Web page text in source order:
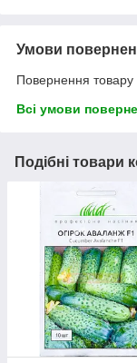
Умови
Повернення товару
Всі умови
Подібні товари